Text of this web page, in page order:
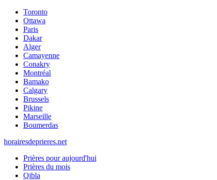
Toronto
Ottawa
Paris
Dakar
Alger
Camayenne
Conakry
Montréal
Bamako
Calgary
Brussels
Pikine
Marseille
Boumerdas
horairesdeprieres.net
Prières pour aujourd'hui
Prières du mois
Qibla